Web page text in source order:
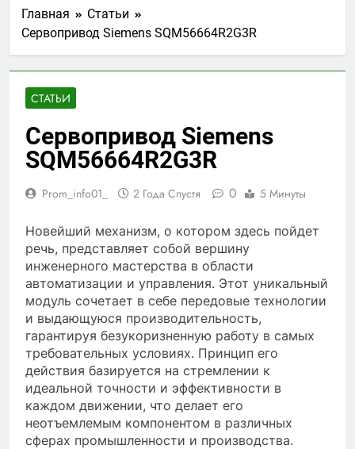
Главная
Статьи
Сервопривод Siemens SQM56664R2G3R
СТАТЬИ
Сервопривод Siemens
SQM56664R2G3R
Prom_info01_ 2 Года Спустя 0 5 Минуты
Новейший механизм, о котором здесь пойдет
речь, представляет собой вершину
инженерного мастерства в области
автоматизации и управления. Этот уникальный
модуль сочетает в себе передовые технологии
и выдающуюся производительность,
гарантируя безукоризненную работу в самых
требовательных условиях. Принцип его
действия базируется на стремлении к
идеальной точности и эффективности в
каждом движении, что делает его
неотъемлемым компонентом в различных
сферах промышленности и производства.